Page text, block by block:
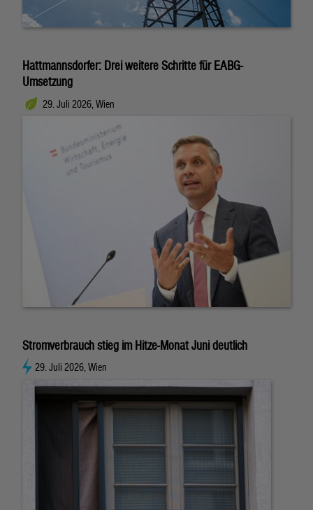
Hattmannsdorfer: Drei weitere Schritte für EABG-
Umsetzung
29. Juli 2026, Wien
Stromverbrauch stieg im Hitze-Monat Juni deutlich
29. Juli 2026, Wien